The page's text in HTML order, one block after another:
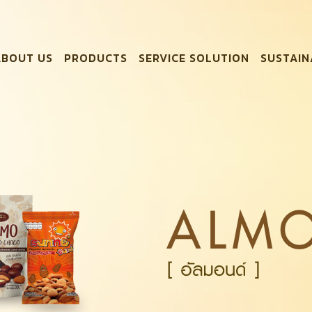
US PRODUCTS SERVICE SOLUTION